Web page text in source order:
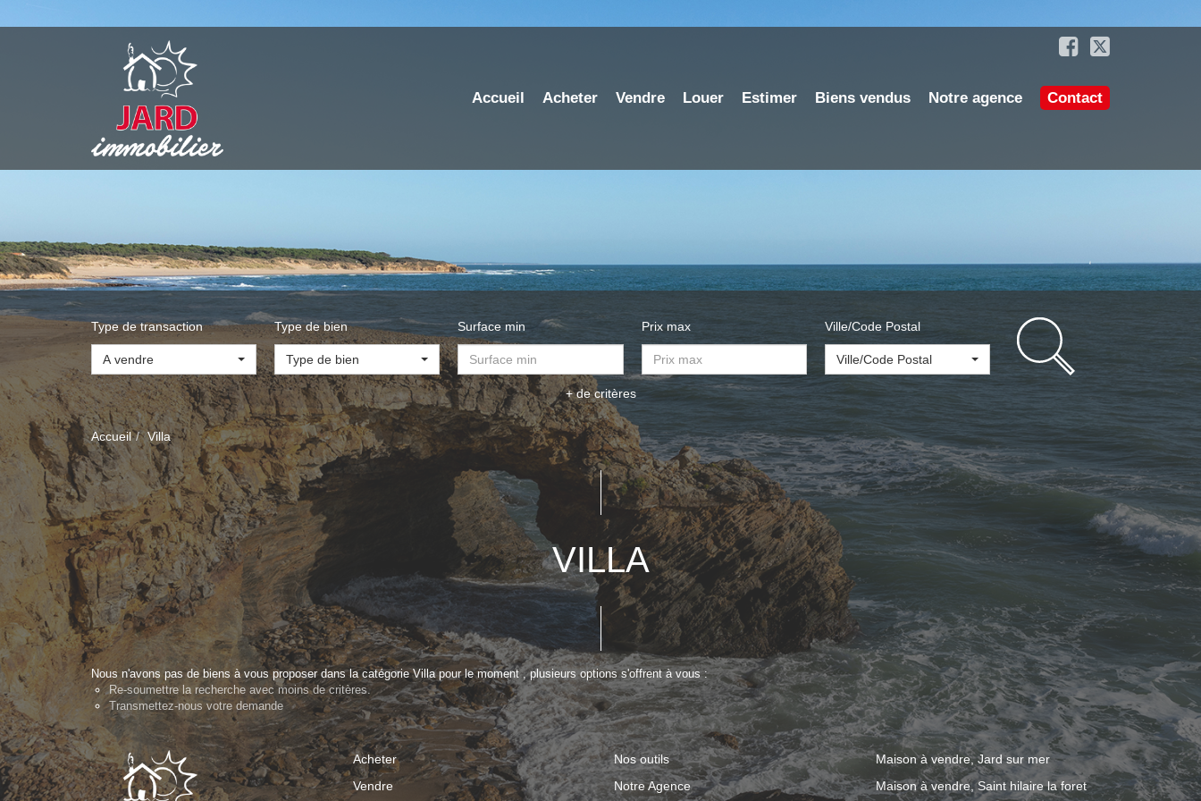
Accueil Acheter Vendre Louer Estimer Biens vendus Notre agence Contact
Type de transaction
A vendre
Type de bien
Type de bien
Surface min Prix max Ville/Code Postal
Ville/Code Postal
+ de critères
Accueil Villa
VILLA
Nous n'avons pas de biens à vous proposer dans la catégorie Villa pour le moment , plusieurs options s'offrent à vous :
Re-soumettre la recherche avec moins de critères.
Transmettez-nous votre demande
Acheter
Vendre
Nos outils
Notre Agence
Maison à vendre, Jard sur mer
Maison à vendre, Saint hilaire la foret